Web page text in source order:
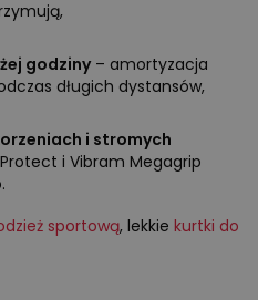
godziny– amortyzacja
długich dystansów,
i stromych
i Vibram Megagrip
sportową, lekkie kurtki do